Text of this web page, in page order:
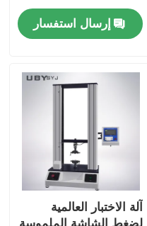
اختبار فعالة 600 مم
للملابسإرسال استفسار
آلة الاختبار العالمية